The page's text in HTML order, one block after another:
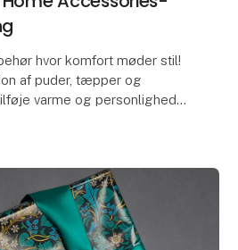
hvor komfort møder stil!
af puder, tæpper og
varme og personlighed